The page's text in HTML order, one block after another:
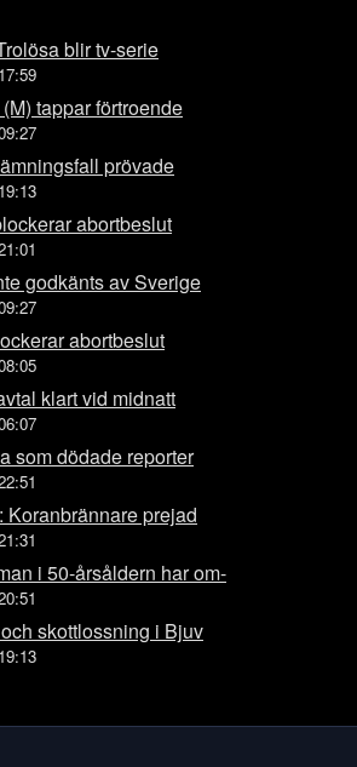
blir tv-serie
tappar förtroende
prövade
abortbeslut
godkänts av Sverige
abortbeslut
klart vid midnatt
som dödade reporter
Koranbrännare prejad
i 50-årsåldern har om-
skottlossning i Bjuv